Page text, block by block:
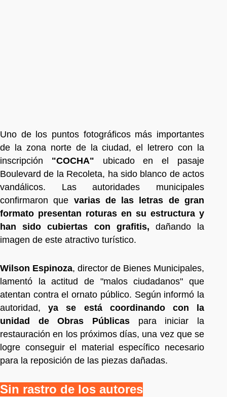
Uno de los puntos fotográficos más importantes
de la zona norte de la ciudad, el letrero con la
inscripción "COCHA" ubicado en el pasaje
Boulevard de la Recoleta, ha sido blanco de actos
vandálicos. Las autoridades municipales
confirmaron que varias de las letras de gran
formato presentan roturas en su estructura y
han sido cubiertas con grafitis, dañando la
imagen de este atractivo turístico.
Wilson Espinoza, director de Bienes Municipales,
lamentó la actitud de "malos ciudadanos" que
atentan contra el ornato público. Según informó la
autoridad,ya se está coordinando con la
unidad de
Obras Públicas para iniciar la
restauración en los próximos días, una vez que se
logre conseguir el material específico necesario
para la reposición de las piezas dañadas.
Sin rastro de los autores